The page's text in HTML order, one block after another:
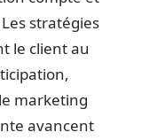
stratégies
le client au
marketing
avancent